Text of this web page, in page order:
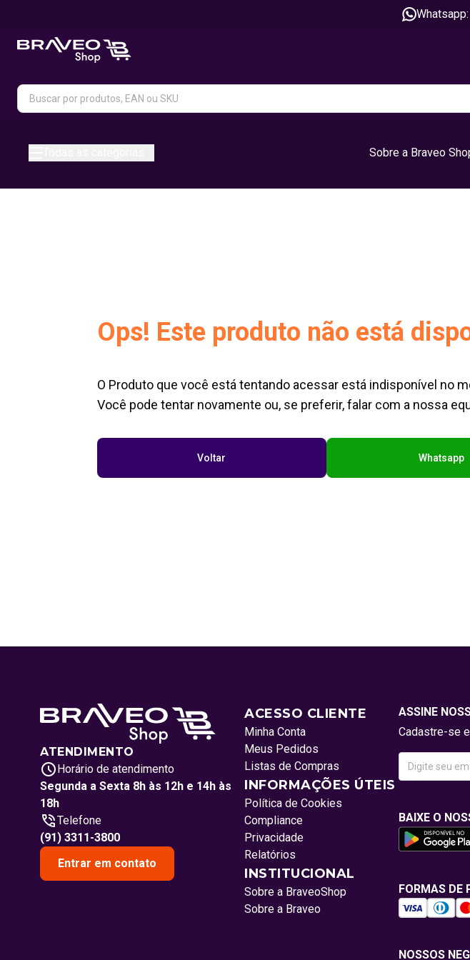
Whatsapp:
Sobre a Braveo
Ops! Este produto não está
O Produto que você está tentando acessar está indisponível no
Você pode tentar novamente ou, se preferir, falar com a nossa
Voltar Whatsapp
ATENDIMENTO
Horário de atendimento
Segunda a Sexta 8h às 12h e 14h às
18h
Telefone
(91) 3311-3800
Entrar em contato
ACESSO CLIENTE
Minha Conta
Meus Pedidos
Listas de Compras
INFORMAÇÕES ÚTEIS
Política de Cookies
Compliance
Privacidade
Relatórios
INSTITUCIONAL
Sobre a BraveoShop
Sobre a Braveo
ASSINE
Cadastre-se
BAIXE O
FORMAS DE
NOSSOS